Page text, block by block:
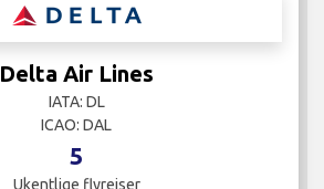
Delta Air Lines
IATA: DL
ICAO: DAL
5
Ukentlige flyreiser